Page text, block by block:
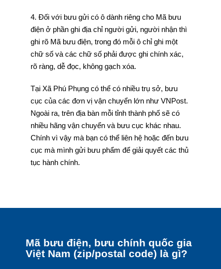
4. Đối với bưu gửi có ô dành riêng cho Mã bưu
điện ở phần ghi địa chỉ người gửi, người nhận thì
ghi rõ Mã bưu điện, trong đó mỗi ô chỉ ghi một
chữ số và các chữ số phải được ghi chính xác,
rõ ràng, dễ đọc, không gạch xóa.
Tại Xã Phú Phụng có thể có nhiều trụ sở, bưu
cục của các đơn vị vận chuyển lớn như VNPost.
Ngoài ra, trên địa bàn mỗi tỉnh thành phố sẽ có
nhiều hãng vận chuyển và bưu cục khác nhau.
Chính vì vậy mà bạn có thể liên hệ hoặc đến bưu
cục mà mình gửi bưu phẩm để giải quyết các thủ
tục hành chính.
Mã bưu điện, bưu chính quốc gia
Việt Nam (zip/postal code) là gì?